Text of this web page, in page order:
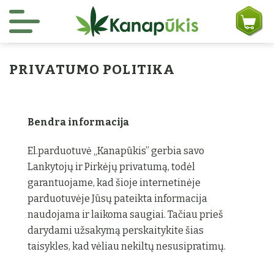
Skip to content
PRIVATUMO POLITIKA
Bendra informacija
El.parduotuvė „Kanapūkis” gerbia savo
Lankytojų ir Pirkėjų privatumą, todėl
garantuojame, kad šioje internetinėje
parduotuvėje Jūsų pateikta informacija
naudojama ir laikoma saugiai. Tačiau prieš
darydami užsakymą perskaitykite šias
taisykles, kad vėliau nekiltų nesusipratimų.